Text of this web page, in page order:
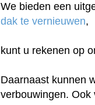
We bieden een
dak te vernieuwen,
kunt u rekenen op
Daarnaast kunnen
verbouwingen. Ook